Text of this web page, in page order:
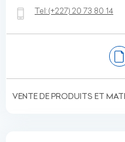
Tel:(+227) 20 73 80 14
VENTE DE PRODUITS ET